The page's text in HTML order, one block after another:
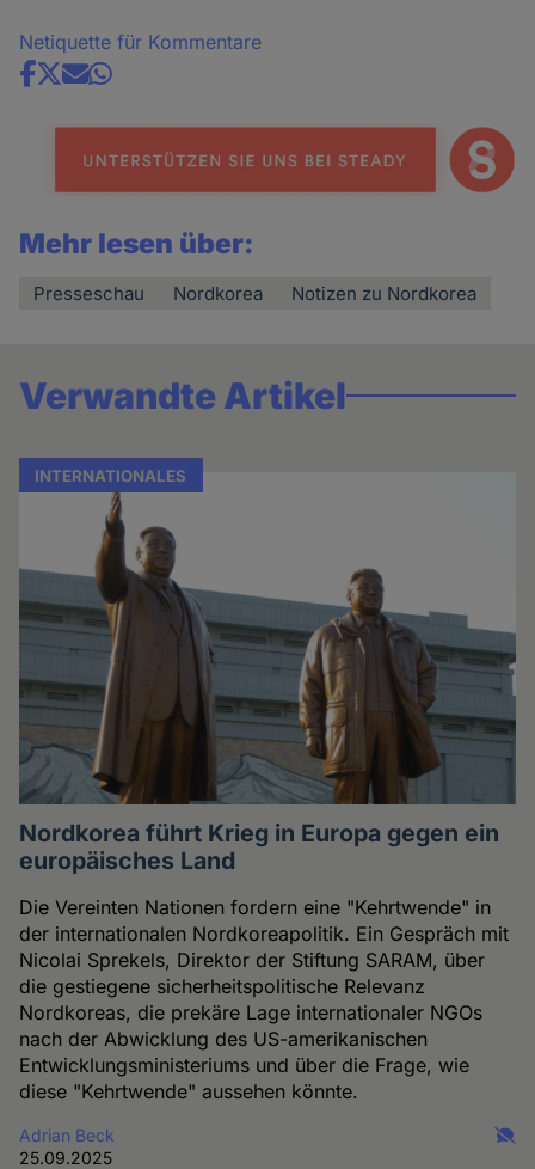
Netiquette für Kommentare
Share
news
Mehr lesen über:
Presseschau Nordkorea Notizen zu Nordkorea
Verwandte Artikel
INTERNATIONALES
Nordkorea führt Krieg in Europa gegen ein
europäisches Land
Die Vereinten Nationen fordern eine "Kehrtwende" in
der internationalen Nordkoreapolitik. Ein Gespräch mit
Nicolai Sprekels, Direktor der Stiftung SARAM, über
die gestiegene sicherheitspolitische Relevanz
Nordkoreas, die prekäre Lage internationaler NGOs
nach der Abwicklung des US-amerikanischen
Entwicklungsministeriums und über die Frage, wie
diese "Kehrtwende" aussehen könnte.
Adrian Beck
25.09.2025